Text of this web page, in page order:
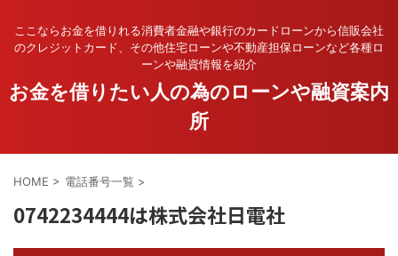
ここならお金を借りれる消費者金融や銀行のカードローンから信販会社
のクレジットカード、その他住宅ローンや不動産担保ローンなど各種ロ
ーンや融資情報を紹介
お金を借りたい人の為のローンや融資案内
所
HOME > 電話番号一覧 >
0742234444は株式会社日電社